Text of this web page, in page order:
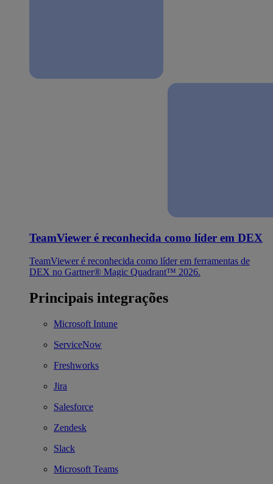
TeamViewer é reconhecida como líder em DEX
TeamViewer é reconhecida como líder em ferramentas de
DEX no Gartner® Magic Quadrant™ 2026.
Principais integrações
Microsoft Intune
ServiceNow
Freshworks
Jira
Salesforce
Zendesk
Slack
Microsoft Teams